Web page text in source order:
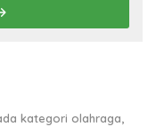
kategori olahraga,